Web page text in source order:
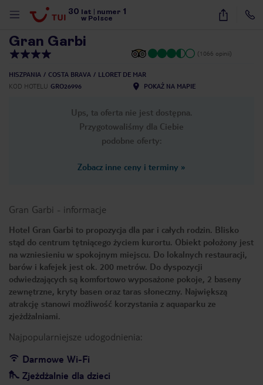
30 lat numer 1
w Polsce
26
Gran Garbi
(1066 opinii)
HISZPANIA COSTA BRAVA
LLORET DE MAR
KOD HOTELU GRO26996 POKAŻ NA MAPIE
Ups, ta oferta nie jest dostępna.
Przygotowaliśmy dla Ciebie
podobne oferty:
Zobacz inne ceny i terminy »
Gran Garbi - informacje
Hotel Gran Garbi to propozycja dla par i całych rodzin. Blisko
stąd do centrum tętniącego życiem kurortu. Obiekt położony jest
na wzniesieniu w spokojnym miejscu. Do lokalnych restauracji,
barów i kafejek jest ok. 200 metrów. Do dyspozycji
odwiedzających są komfortowo wyposażone pokoje, 2 baseny
zewnętrzne, kryty basen oraz taras słoneczny. Największą
atrakcję stanowi możliwość korzystania z aquaparku ze
zjeżdżalniami.
Najpopularniejsze udogodnienia:
Darmowe Wi-Fi
Zjeżdżalnie dla dzieci